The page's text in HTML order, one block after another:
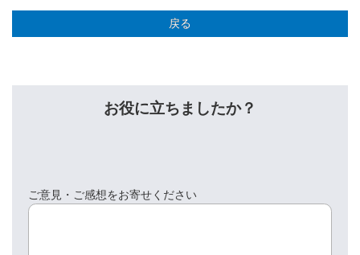
戻る
お役に立ちましたか？
ご意見・ご感想をお寄せください